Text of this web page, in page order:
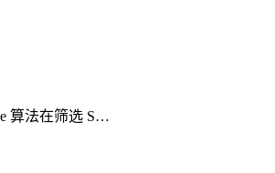
算法在筛选 S…